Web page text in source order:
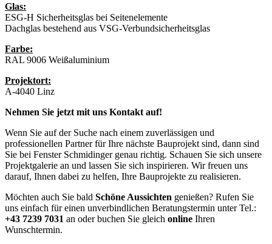
Glas:
ESG-H Sicherheitsglas bei Seitenelemente
Dachglas bestehend aus VSG-Verbundsicherheitsglas
Farbe:
RAL 9006 Weißaluminium
Projektort:
A-4040 Linz
Nehmen Sie jetzt mit uns Kontakt auf!
Wenn Sie auf der Suche nach einem zuverlässigen und
professionellen Partner für Ihre nächste Bauprojekt sind, dann sind
Sie bei Fenster Schmidinger genau richtig. Schauen Sie sich unsere
Projektgalerie an und lassen Sie sich inspirieren. Wir freuen uns
darauf, Ihnen dabei zu helfen, Ihre Bauprojekte zu realisieren.
Möchten auch Sie bald Schöne Aussichten genießen? Rufen Sie
uns einfach für einen unverbindlichen Beratungstermin unter Tel.:
+43 7239 7031 an oder buchen Sie gleich online Ihren
Wunschtermin.